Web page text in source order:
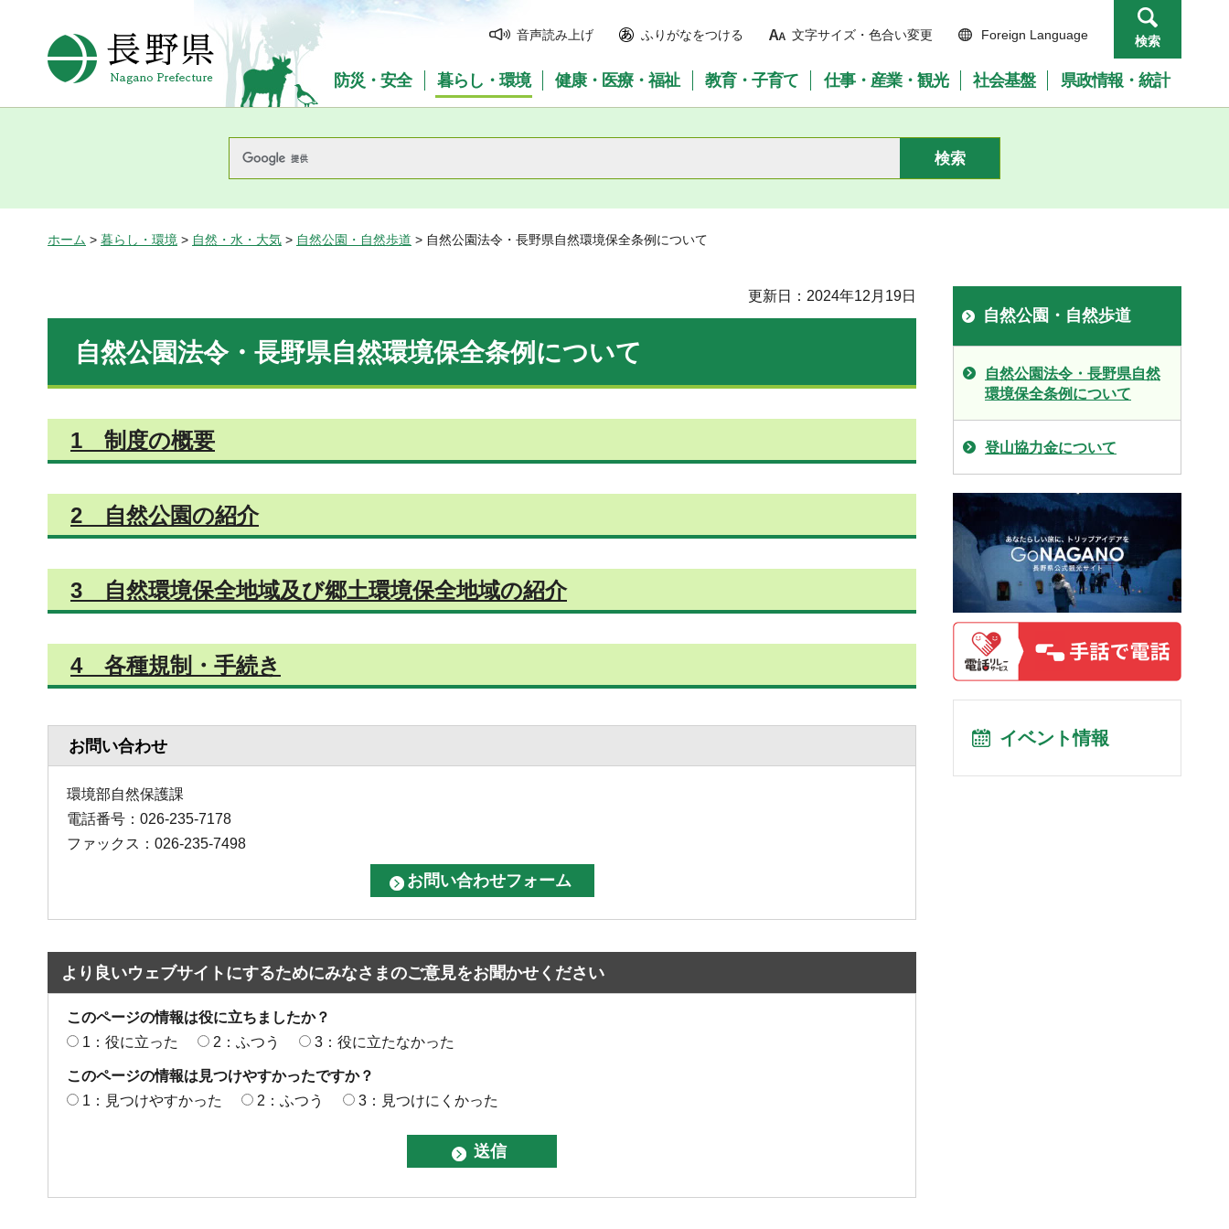
長野県Nagano Prefecture
音声読み上げ ふりがなをつける 文字サイズ・色合い変更 Foreign Language 検索
防災・安全 暮らし・環境 健康・医療・福祉 教育・子育て 仕事・産業・観光 社会基盤 県政情報・統計
ホーム > 暮らし・環境 > 自然・水・大気 > 自然公園・自然歩道 > 自然公園法令・長野県自然環境保全条例について
更新日：2024年12月19日
自然公園法令・長野県自然環境保全条例について
1 制度の概要
2 自然公園の紹介
3 自然環境保全地域及び郷土環境保全地域の紹介
4 各種規制・手続き
お問い合わせ
環境部自然保護課
電話番号：026-235-7178
ファックス：026-235-7498
より良いウェブサイトにするためにみなさまのご意見をお聞かせください
このページの情報は役に立ちましたか？
1：役に立った
2：ふつう 3：役に立たなかった
このページの情報は見つけやすかったですか？
1：見つけやすかった
2：ふつう 3：見つけにくかった
自然公園・自然歩道
自然公園法令・長野県自然
環境保全条例について
登山協力金について
イベント情報